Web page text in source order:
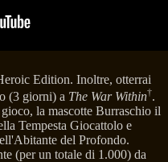
Edition. Inoltre, otterrai
(3 giorni) a The War Within†.
la mascotte Burraschio il
Tempesta Giocattolo e
del Profondo.
(per un totale di 1.000) da